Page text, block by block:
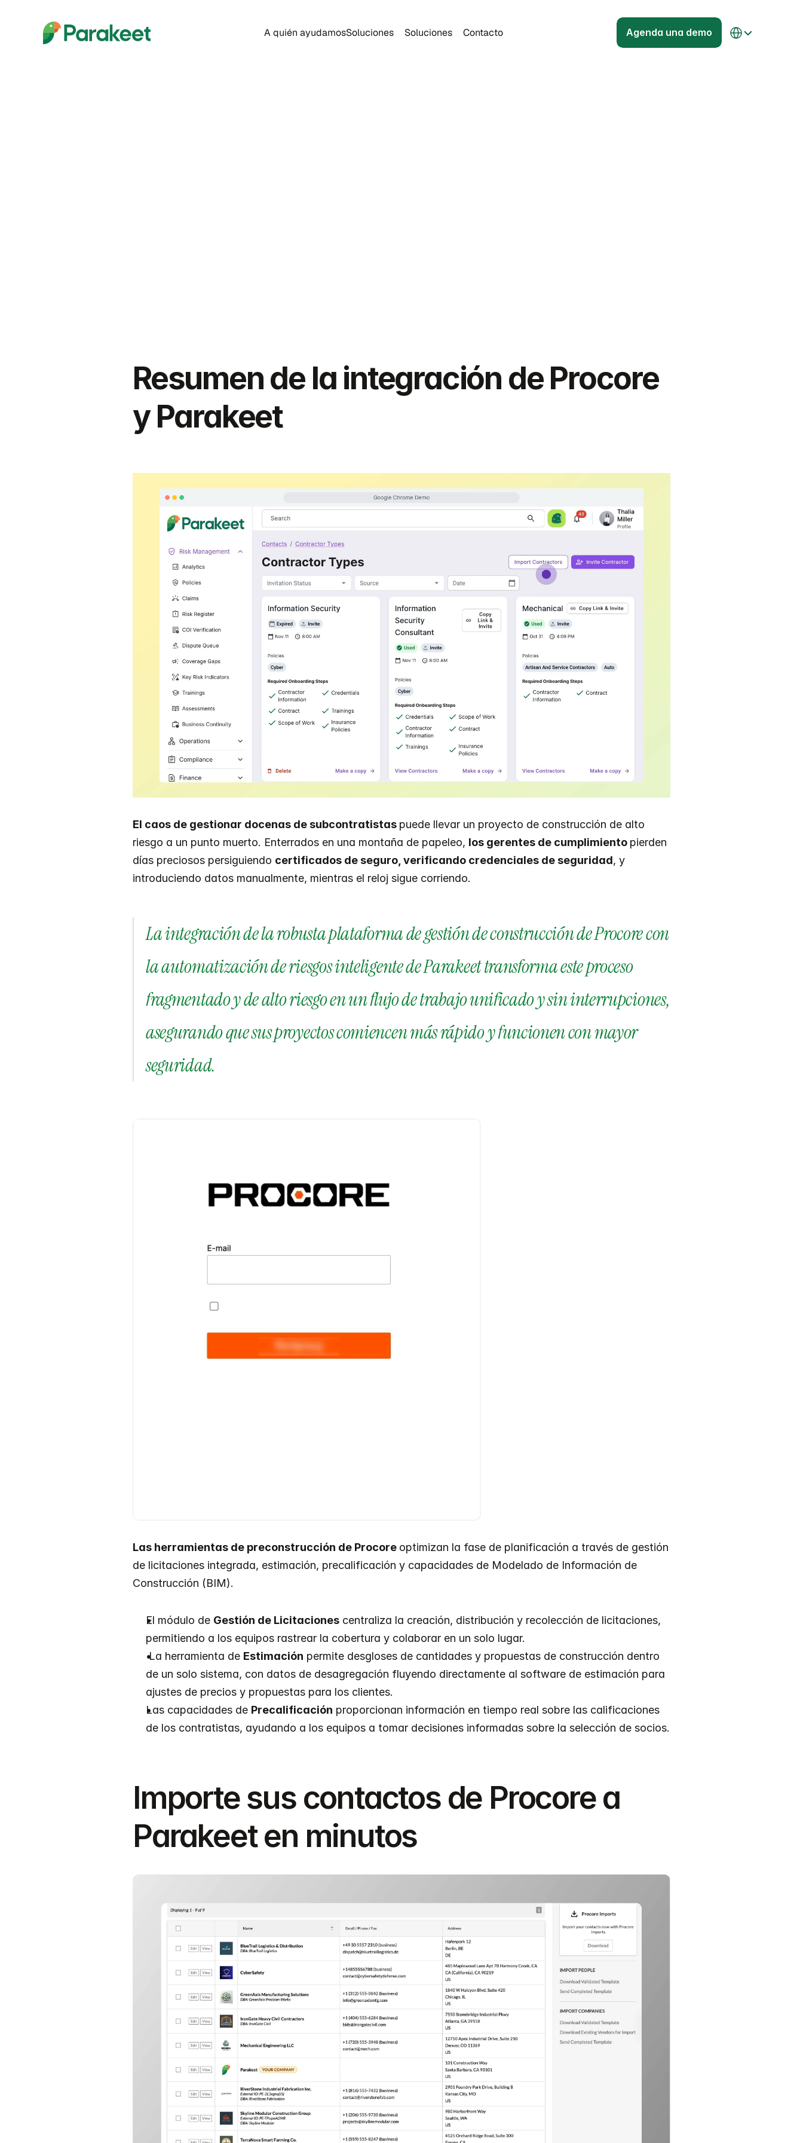
A quién ayudamosSoluciones Soluciones Contacto Agenda una demo
Select Language
Resumen de la integración de Procore
y Parakeet
El caos de gestionar docenas de subcontratistas puede llevar un proyecto de construcción de alto
riesgo a un punto muerto. Enterrados en una montaña de papeleo, los gerentes de cumplimiento pierden
días preciosos persiguiendo certificados de seguro, verificando credenciales de seguridad, y
introduciendo datos manualmente, mientras el reloj sigue corriendo.
La integración de la robusta plataforma de gestión de construcción de Procore con
la automatización de riesgos inteligente de Parakeet transforma este proceso
fragmentado y de alto riesgo en un flujo de trabajo unificado y sin interrupciones,
asegurando que sus proyectos comiencen más rápido y funcionen con mayor
seguridad.
Las herramientas de preconstrucción de Procore optimizan la fase de planificación a través de gestión
de licitaciones integrada, estimación, precalificación y capacidades de Modelado de Información de
Construcción (BIM).
El módulo de Gestión de Licitaciones centraliza la creación, distribución y recolección de licitaciones,
permitiendo a los equipos rastrear la cobertura y colaborar en un solo lugar.
La herramienta de Estimación permite desgloses de cantidades y propuestas de construcción dentro
de un solo sistema, con datos de desagregación fluyendo directamente al software de estimación para
ajustes de precios y propuestas para los clientes.
Las capacidades de Precalificación proporcionan información en tiempo real sobre las calificaciones
de los contratistas, ayudando a los equipos a tomar decisiones informadas sobre la selección de socios.
Importe sus contactos de Procore a
Parakeet en minutos